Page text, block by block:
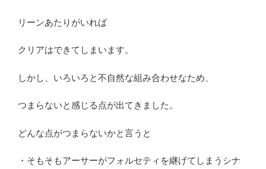
リーンあたりがいれば
クリアはできてしまいます。
しかし、いろいろと不自然な組み合わせなため、
つまらないと感じる点が出てきました。
どんな点がつまらないかと言うと
・そもそもアーサーがフォルセティを継げてしまうシナ